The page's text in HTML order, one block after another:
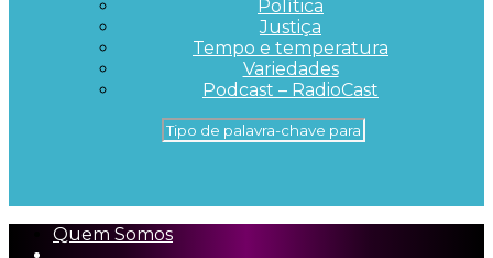
Política
Justiça
Tempo e temperatura
Variedades
Podcast – RadioCast
Quem Somos